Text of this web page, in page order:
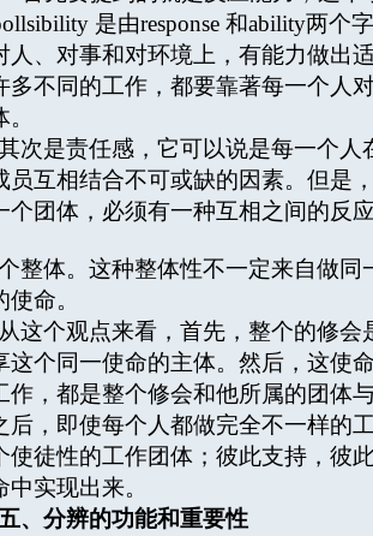
是由response 和ability两
人、对事和对环境上，有能力做出
多不同的工作，都要靠著每一个人
次是责任感，它可以说是每一个
员互相结合不可或缺的因素。但是
个团体，必须有一种互相之间的反
整体。这种整体性不一定来自做
使命。
从这个观点来看，首先，整个的修
这个同一使命的主体。然后，这使
作，都是整个修会和他所属的团体
后，即使每个人都做完全不一样的
使徒性的工作团体；彼此支持，彼
中实现出来。
五、分辨的功能和重要性